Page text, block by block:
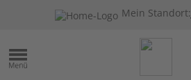
Mein Standort: